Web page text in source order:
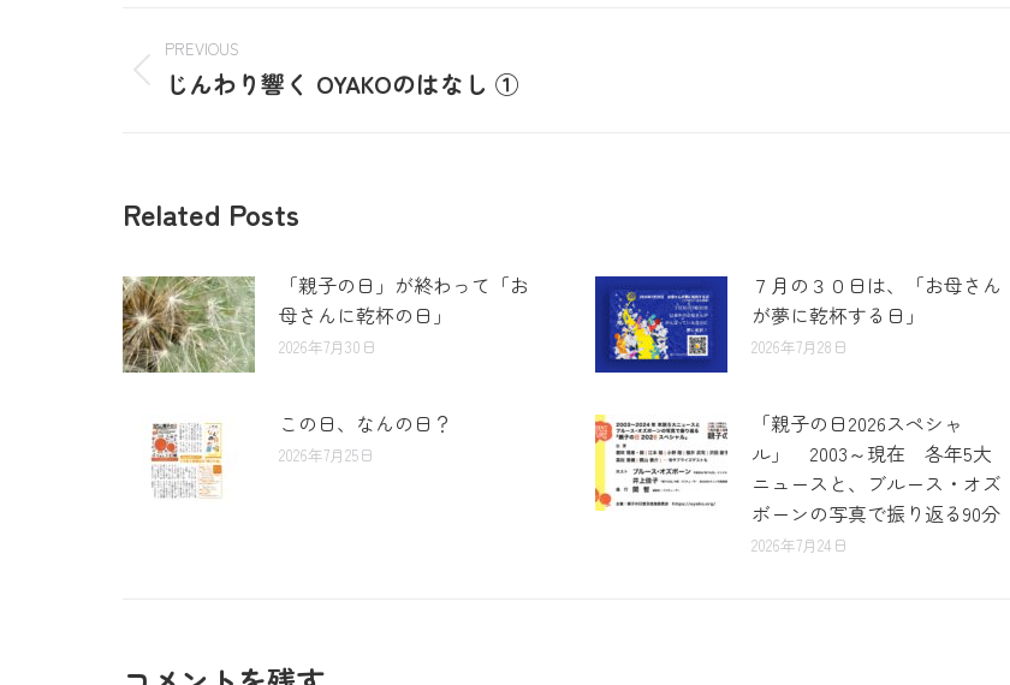
PREVIOUS
じんわり響く OYAKOのはなし ①
Related Posts
「親子の日」が終わって「お
母さんに乾杯の日」
2026年7月30日
７月の３０日は、「お母さん
が夢に乾杯する日」
2026年7月28日
この日、なんの日？
2026年7月25日
「親子の日2026スペシャ
ル」 2003～現在 各年5大
ニュースと、ブルース・オズ
ボーンの写真で振り返る90分
2026年7月24日